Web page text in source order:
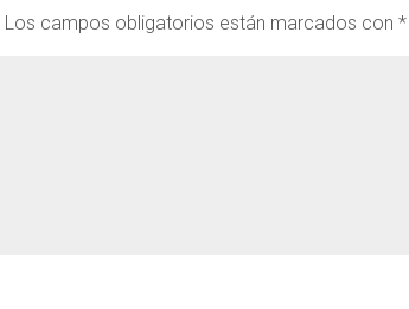
Los campos obligatorios están marcados con*